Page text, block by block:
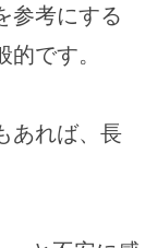
参考にする
です。
あれば、長